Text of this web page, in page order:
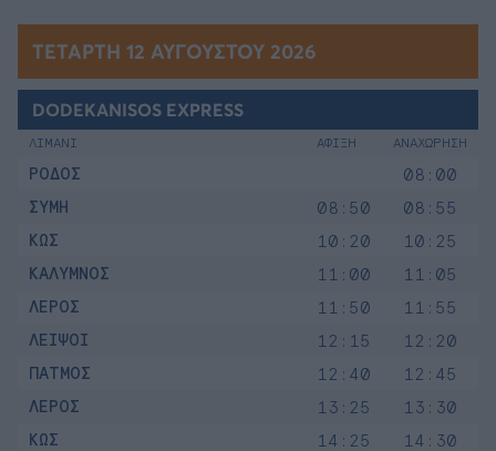
ΤΕΤΆΡΤΗ 12 ΑΥΓΟΎΣΤΟΥ 2026
DODEKANISOS EXPRESS
ΛΙΜΑΝΙ ΑΦΙΞΗ ΑΝΑΧΩΡΗΣΗ
ΡΟΔΟΣ
08:00
ΣΥΜΗ
08:50
08:55
ΚΩΣ
10:20
10:25
ΚΑΛΥΜΝΟΣ
11:00
11:05
ΛΕΡΟΣ
11:50
11:55
ΛΕΙΨΟΙ
12:15
12:20
ΠΑΤΜΟΣ
12:40
12:45
ΛΕΡΟΣ
13:25
13:30
ΚΩΣ
14:25
14:30